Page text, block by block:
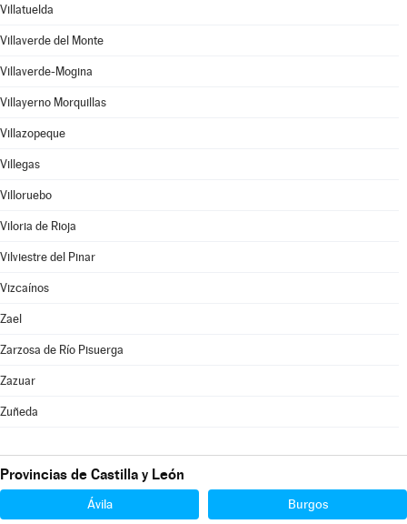
Villatuelda
Villaverde del Monte
Villaverde-Mogina
Villayerno Morquillas
Villazopeque
Villegas
Villoruebo
Viloria de Rioja
Vilviestre del Pinar
Vizcaínos
Zael
Zarzosa de Río Pisuerga
Zazuar
Zuñeda
Provincias de Castilla y León
Ávila Burgos